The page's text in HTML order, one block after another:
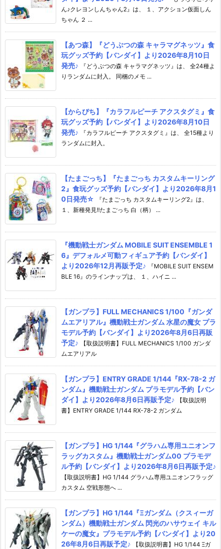
ん♪クレヨンしんちゃん2』は、 １、アクション仮面しん
ちゃん ２ ...
【あつ森】『どうぶつの森 キャラマグネッツ』食
玩グッズ予約【バンダイ】より2026年8月10日
発売♪
『どうぶつの森 キャラマグネッツ』は、 全24種よ
りランダムに封入。 同梱のメモ ...
【からぴち】『カラフルピーチ アクスタグミ』食
玩グッズ予約【バンダイ】より2026年8月10日
発売♪
『カラフルピーチ アクスタグミ』は、 全15種より
ランダムに封入。
【たまごっち】『たまごっち カスタムキーリング
2』食玩グッズ予約【バンダイ】より2026年8月1
0日発売☆
『たまごっち カスタムキーリング2』は、
１、新種発見!!たまごっち 白（柄） ...
『機動戦士ガンダム MOBILE SUIT ENSEMBLE 1
6』デフォルメ可動フィギュア予約【バンダイ】
より2026年12月再販予定♪
『MOBILE SUIT ENSEM
BLE 16』のラインナップは、 １、ハイニ ...
【ガンプラ】FULL MECHANICS 1/100『ガンダ
ムエアリアル』機動戦士ガンダム 水星の魔女 プラ
モデル予約【バンダイ】より2026年8月6日再販
予定♪
【取扱説明書】FULL MECHANICS 1/100 ガンダ
ムエアリアル
【ガンプラ】ENTRY GRADE 1/144『RX-78-2 ガ
ンダム』機動戦士ガンダム プラモデル予約【バン
ダイ】より2026年8月6日再販予定♪
【取扱説明
書】ENTRY GRADE 1/144 RX-78-2 ガンダム
【ガンプラ】HG 1/144『グラハム専用ユニオンフ
ラッグカスタム』機動戦士ガンダム00 プラモデ
ル予約【バンダイ】より2026年8月6日再販予定♪
【取扱説明書】HG 1/144 グラハム専用ユニオンフラッグ
カスタム 空戦形態へ ...
【ガンプラ】HG 1/144『Ξガンダム（クスィーガ
ンダム）機動戦士ガンダム 閃光のハサウェイ キル
ケーの魔女』プラモデル予約【バンダイ】より20
26年8月6日再販予定♪
【取扱説明書】HG 1/144 Ξガ